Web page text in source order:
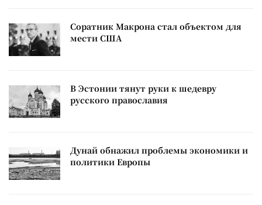
Соратник Макрона стал объектом для
мести США
В Эстонии тянут руки к шедевру
русского православия
Дунай обнажил проблемы экономики и
политики Европы